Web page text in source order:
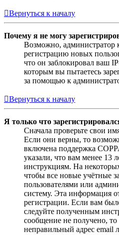
Вернуться к началу
Почему я не могу
Возможно, администратор
регистрацию новых
что он заблокировал ваш
которым вы пытаетесь
за помощью к
Вернуться к началу
Я только что
Сначала проверьте свои
Если они верны, то
включена поддержка
указали, что вам менее 13
инструкциям. На
чтобы все новые учётные
пользователями или
систему. Эта информация
регистрации. Если вам
следуйте полученным
сообщение не получено,
неправильный адрес email